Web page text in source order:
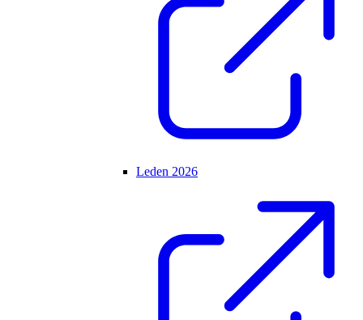
Leden 2026